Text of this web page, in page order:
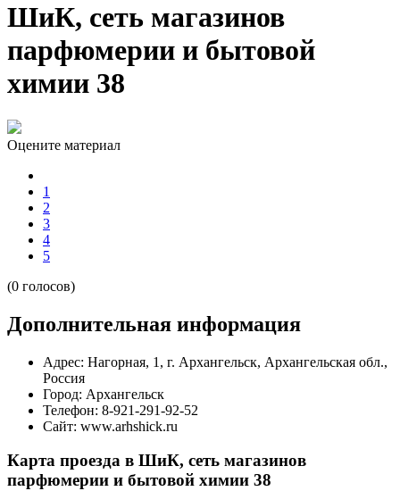
ШиК, сеть магазинов
парфюмерии и бытовой
химии 38
Оцените материал
1
2
3
4
5
(0 голосов)
Дополнительная информация
Адрес: Нагорная, 1, г. Архангельск, Архангельская обл.,
Россия
Город: Архангельск
Телефон: 8-921-291-92-52
Сайт: www.arhshick.ru
Карта проезда в ШиК, сеть магазинов
парфюмерии и бытовой химии 38